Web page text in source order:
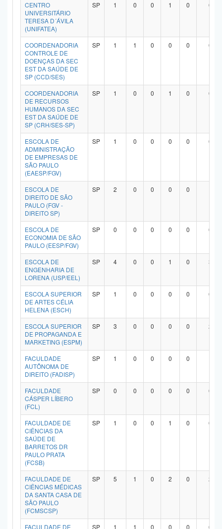
CENTRO
UNIVERSITÁRIO
TERESA D´ÁVILA
(UNIFATEA)
SP 1 0 0 1 0 0
COORDENADORIA
CONTROLE DE
DOENÇAS DA SEC
EST DA SAÚDE DE
SP (CCD/SES)
SP 1 1 0 0 0 0
COORDENADORIA
DE RECURSOS
HUMANOS DA SEC
EST DA SAÚDE DE
SP (CRH/SES-SP)
SP 1 0 0 1 0 0
ESCOLA DE
ADMINISTRAÇÃO
DE EMPRESAS DE
SÃO PAULO
(EAESP/FGV)
SP 1 0 0 0 0 0
ESCOLA DE
DIREITO DE SÃO
PAULO (FGV -
DIREITO SP)
SP 2 0 0 0 0
ESCOLA DE
ECONOMIA DE SÃO
PAULO (EESP/FGV)
SP 0 0 0 0 0 0
ESCOLA DE
ENGENHARIA DE
LORENA (USP/EEL)
SP 4 0 0 1 0 3
ESCOLA SUPERIOR
DE ARTES CÉLIA
HELENA (ESCH)
SP 1 0 0 0 0 0
ESCOLA SUPERIOR
DE PROPAGANDA E
MARKETING (ESPM)
SP 3 0 0 0 0 2
FACULDADE
AUTÔNOMA DE
DIREITO (FADISP)
SP 1 0 0 0 0
FACULDADE
CÁSPER LÍBERO
(FCL)
SP 0 0 0 0 0 0
FACULDADE DE
CIÊNCIAS DA
SAÚDE DE
BARRETOS DR
PAULO PRATA
(FCSB)
SP 1 0 0 1 0 0
FACULDADE DE
CIÊNCIAS MÉDICAS
DA SANTA CASA DE
SÃO PAULO
(FCMSCSP)
SP 5 1 0 2 0 2
FACULDADE DE SP 1 1 0 0 0 0